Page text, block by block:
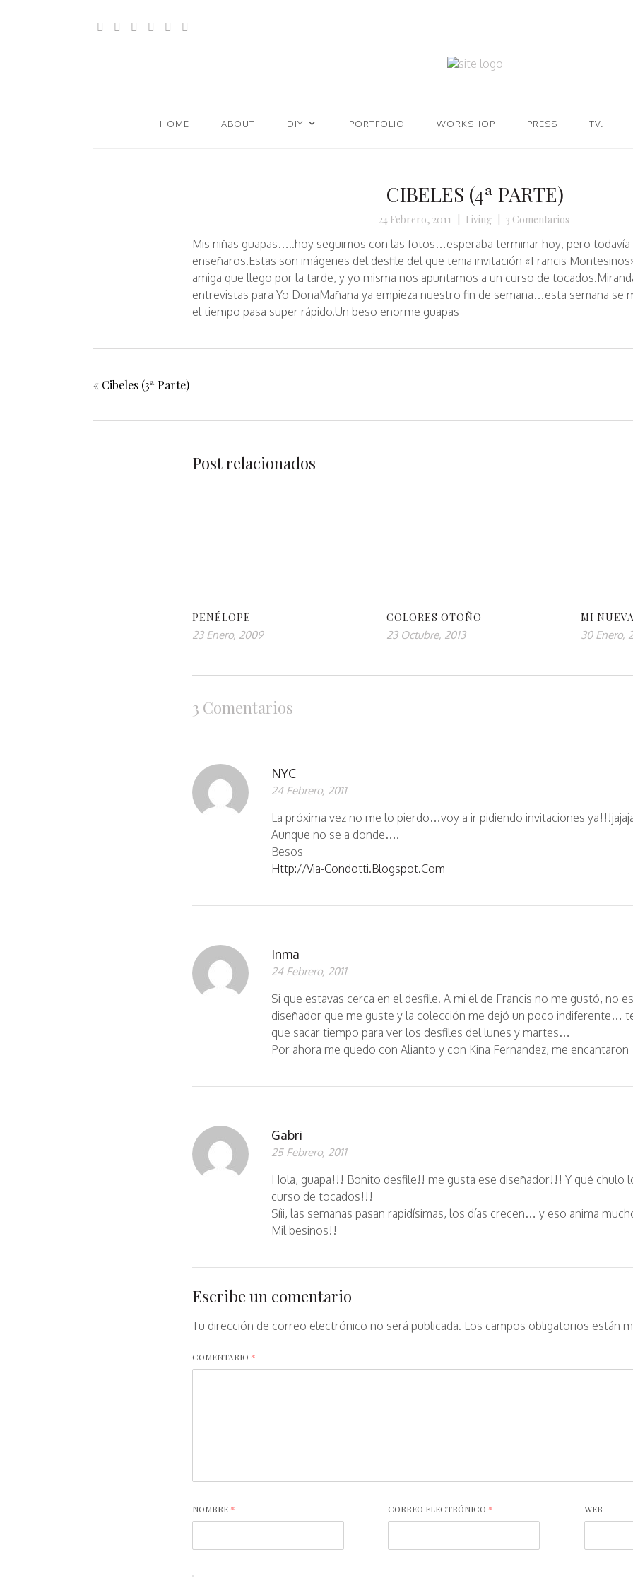
HOME ABOUT DIY PORTFOLIO WORKSHOP PRESS TV.
CIBELES (4ª PARTE)
24 Febrero, 2011 Living 3 Comentarios
Mis niñas guapas…..hoy seguimos con las fotos…esperaba terminar hoy, pero todavía
enseñaros.Estas son imágenes del desfile del que tenia invitación «Francis
amiga que llego por la tarde, y yo misma nos apuntamos a un curso de tocados.
entrevistas para Yo DonaMañana ya empieza nuestro fin de semana…esta semana se
el tiempo pasa super rápido.Un beso enorme guapas
« Cibeles (3ª Parte)
Post relacionados
PENÉLOPE
23 Enero, 2009
COLORES OTOÑO
23 Octubre, 2013
MI
30 Enero,
3 Comentarios
NYC
24 Febrero, 2011
La próxima vez no me lo pierdo…voy a ir pidiendo invitaciones
Aunque no se a donde….
Besos
Http://via-Condotti.blogspot.com
Inma
24 Febrero, 2011
Si que estavas cerca en el desfile. A mi el de Francis no me gustó, no
diseñador que me guste y la colección me dejó un poco indiferente…
que sacar tiempo para ver los desfiles del lunes y martes…
Por ahora me quedo con Alianto y con Kina Fernandez, me encantaron
Gabri
25 Febrero, 2011
Hola, guapa!!! Bonito desfile!! me gusta ese diseñador!!! Y qué chulo
curso de tocados!!!
Síii, las semanas pasan rapidísimas, los días crecen… y eso anima
Mil besinos!!
Escribe un comentario
Tu dirección de correo electrónico no será publicada. Los campos obligatorios están
COMENTARIO *
NOMBRE * CORREO ELECTRÓNICO * WEB